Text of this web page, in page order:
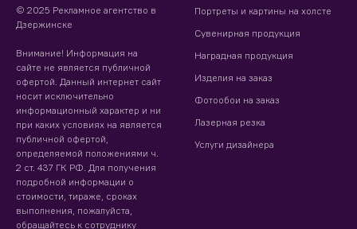
© 2025 Рекламное агентство в
Дзержинске
Внимание! Информация на
сайте не является публичной
офертой. Данный интернет сайт
носит исключительно
информационный характер и ни
при каких условиях на является
публичной офертой,
определяемой положениями ч.
2 ст. 437 ГК РФ. Для получения
подробной информации о
стоимости, тираже, сроках
выполнения, пожалуйста,
обращайтесь к сотруднику
Портреты и картины на холсте
Сувенирная продукция
Наградная продукция
Изделия на заказ
Фотообои на заказ
Лазерная резка
Услуги дизайнера